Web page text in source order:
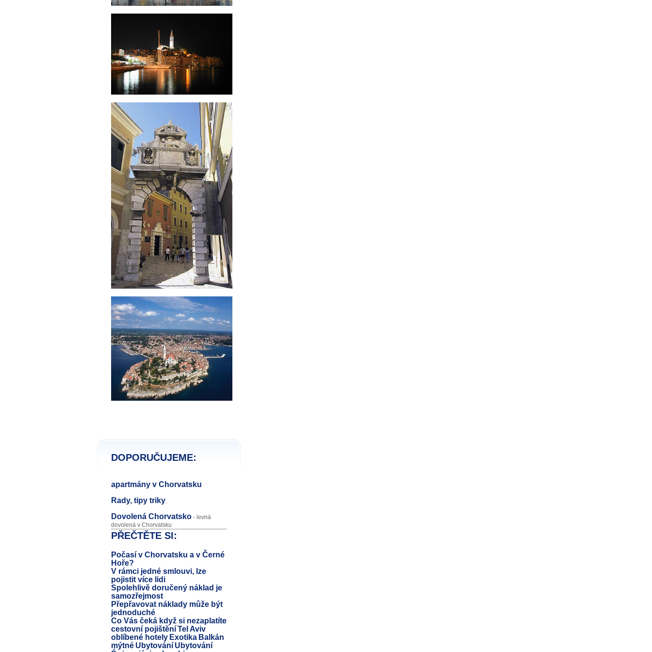
DOPORUČUJEME:
apartmány v Chorvatsku
Rady, tipy triky.
Dovolená Chorvatsko - levná
dovolená v Chorvatsku
PŘEČTĚTE SI:
Počasí v Chorvatsku a v Černé
Hoře?
V rámci jedné smlouvi, lze
pojistit více lidi
Spolehlivě doručený náklad je
samozřejmost
Přepřavovat náklady může být
jednoduché
Co Vás čeká když si nezaplatíte
cestovní pojištěníTel Aviv
oblíbené hotely Exotika Balkán
mýtné Ubytování Ubytování